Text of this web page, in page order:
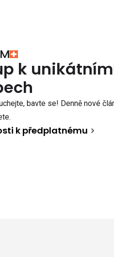
k
bavte se! Denně nové
k předplatnému